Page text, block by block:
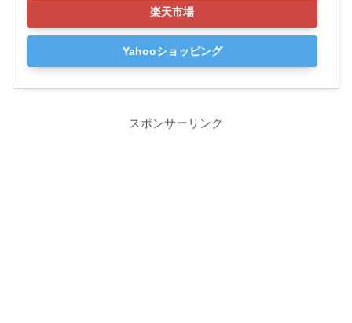
楽天市場
Yahooショッピング
スポンサーリンク